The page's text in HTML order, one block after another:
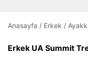
Anasayfa / Erkek /
Erkek UA Summit